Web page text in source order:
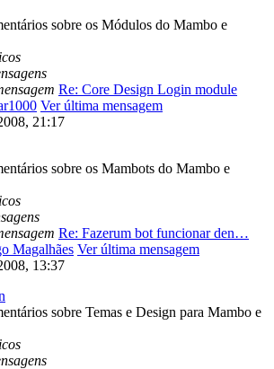
sobre os Módulos do Mambo e
Re: Core Design Login module
Ver última mensagem
21:17
sobre os Mambots do Mambo e
Re: Fazerum bot funcionar den…
Magalhães Ver última mensagem
13:37
sobre Temas e Design para Mambo e